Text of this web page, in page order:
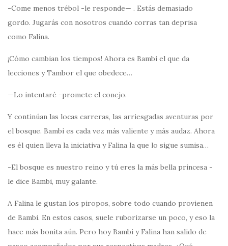
-Come menos trébol -le responde— . Estás demasiado
gordo. Jugarás con nosotros cuando corras tan deprisa
como Falina.
¡Cómo cambian los tiempos! Ahora es Bambi el que da
lecciones y Tambor el que obedece…
—Lo intentaré -promete el conejo.
Y continúan las locas carreras, las arriesgadas aventuras por
el bosque. Bambi es cada vez más valiente y más audaz. Ahora
es él quien lleva la iniciativa y Falina la que lo sigue sumisa…
-El bosque es nuestro reino y tú eres la más bella princesa -
le dice Bambi, muy galante.
A Falina le gustan los piropos, sobre todo cuando provienen
de Bambi. En estos casos, suele ruborizarse un poco, y eso la
hace más bonita aún. Pero hoy Bambi y Falina han salido de